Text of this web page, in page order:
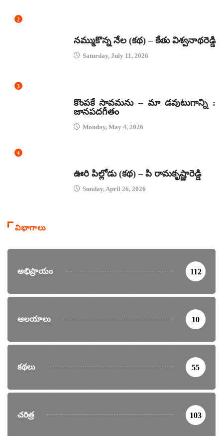
2
నమ్ముకొన్న నేల (కథ) – కేతు విశ్వనాథరెడ్డి
Saturday, July 11, 2026
3
కొంపకే సావమను – మా డవుటుగాన్ని :
జానపదగీతం
Monday, May 4, 2026
4
ఊరి పిల్లోడు (కథ) – పి రామకృష్ణారెడ్డి
Sunday, April 26, 2026
విభాగాలు
అభిప్రాయం 112
ఆలయాలు 10
కథలు 55
చరిత్ర 103